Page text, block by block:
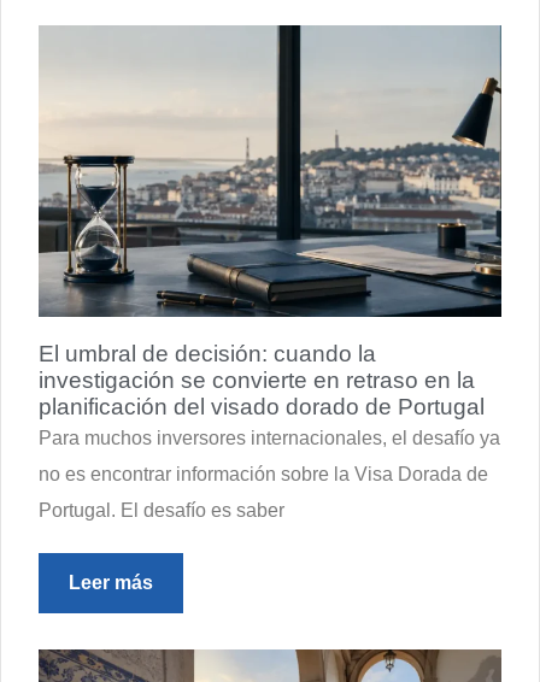
El umbral de decisión: cuando la
investigación se convierte en retraso en la
planificación del visado dorado de Portugal
Para muchos inversores internacionales, el desafío ya
no es encontrar información sobre la Visa Dorada de
Portugal. El desafío es saber
Leer más